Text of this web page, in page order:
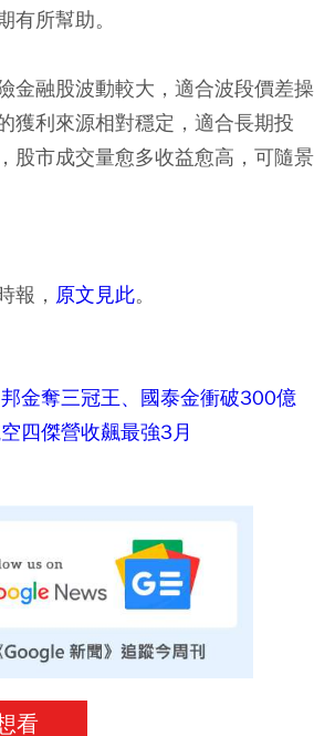
有所幫助。
金融股波動較大，適合波段價差操
獲利來源相對穩定，適合長期投
股市成交量愈多收益愈高，可隨景
報， 原文見此。
金奪三冠王、國泰金衝破300億
四傑營收飆最強3月
看